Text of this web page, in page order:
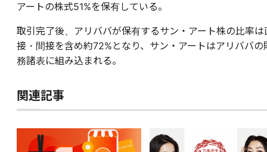
アートの株式51%を保有している。
取引完了後、アリババが保有するサン・アート株の比率は
接・間接を含め約72%となり、サン・アートはアリババの
務諸表に組み込まれる。
関連記事